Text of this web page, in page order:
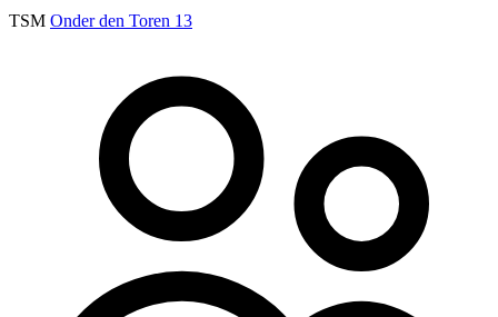
TSM Onder den Toren 13